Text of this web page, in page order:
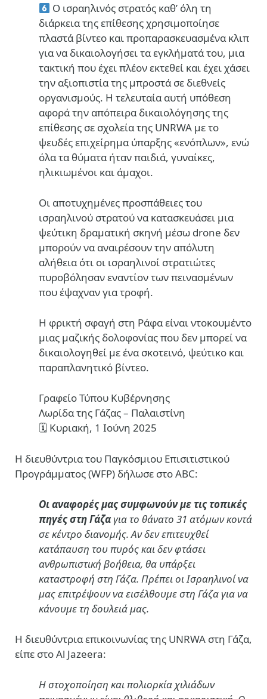
Ο ισραηλινός στρατός καθ’ όλη τη
διάρκεια της επίθεσης χρησιμοποίησε
πλαστά βίντεο και προπαρασκευασμένα κλιπ
για να δικαιολογήσει τα εγκλήματά του, μια
τακτική που έχει πλέον εκτεθεί και έχει χάσει
την αξιοπιστία της μπροστά σε διεθνείς
οργανισμούς. Η τελευταία αυτή υπόθεση
αφορά την απόπειρα δικαιολόγησης της
επίθεσης σε σχολεία της UNRWA με το
ψευδές επιχείρημα ύπαρξης «ενόπλων», ενώ
όλα τα θύματα ήταν παιδιά, γυναίκες,
ηλικιωμένοι και άμαχοι.
Οι αποτυχημένες προσπάθειες του
ισραηλινού στρατού να κατασκευάσει μια
ψεύτικη δραματική σκηνή μέσω drone δεν
μπορούν να αναιρέσουν την απόλυτη
αλήθεια ότι οι ισραηλινοί στρατιώτες
πυροβόλησαν εναντίον των πεινασμένων
που έψαχναν για τροφή.
Η φρικτή σφαγή στη Ράφα είναι ντοκουμέντο
μιας μαζικής δολοφονίας που δεν μπορεί να
δικαιολογηθεί με ένα σκοτεινό, ψεύτικο και
παραπλανητικό βίντεο.
Γραφείο Τύπου Κυβέρνησης
Λωρίδα της Γάζας – Παλαιστίνη
🗓 Κυριακή, 1 Ιούνη 2025
Η διευθύντρια του Παγκόσμιου Επισιτιστικού
Προγράμματος (WFP) δήλωσε στο ABC:
Οι αναφορές μας συμφωνούν με τις τοπικές
πηγές στη Γάζα για το θάνατο 31 ατόμων κοντά
σε κέντρο διανομής. Αν δεν επιτευχθεί
κατάπαυση του πυρός και δεν φτάσει
ανθρωπιστική βοήθεια, θα υπάρξει
καταστροφή στη Γάζα. Πρέπει οι Ισραηλινοί να
μας επιτρέψουν να εισέλθουμε στη Γάζα για να
κάνουμε τη δουλειά μας.
Η διευθύντρια επικοινωνίας της UNRWA στη Γάζα,
είπε στο Al Jazeera:
Η στοχοποίηση και πολιορκία χιλιάδων